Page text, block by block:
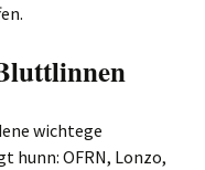
wichtege
hunn: OFRN, Lonzo,